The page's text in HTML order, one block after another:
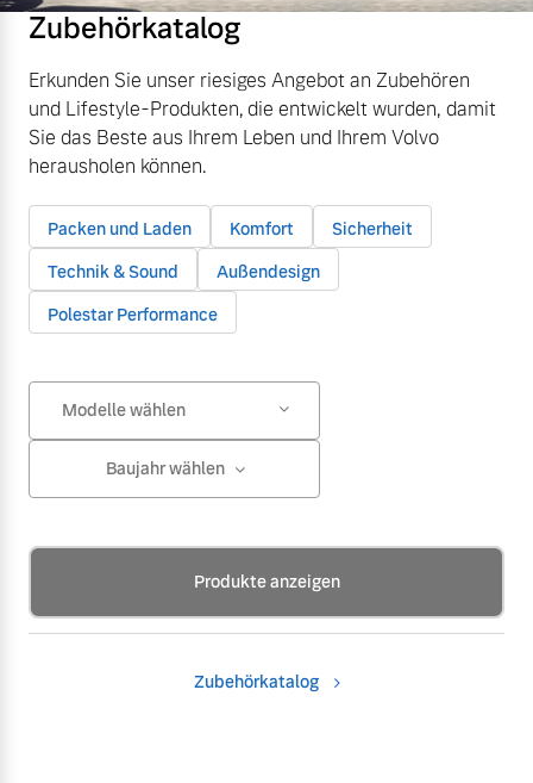
Zubehörkatalog
Erkunden Sie unser riesiges Angebot an Zubehören
und Lifestyle-Produkten, die entwickelt wurden, damit
Sie das Beste aus Ihrem Leben und Ihrem Volvo
herausholen können.
Packen und Laden Komfort
Sicherheit
Technik & Sound
Außendesign
Polestar Performance
Modelle wählen
Baujahr wählen
Produkte anzeigen
Zubehörkatalog